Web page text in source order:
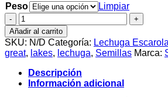
precios:
desde
$24.500
hasta
$68.900
Peso
Limpiar
Semillas
de
Lechuga
Great
Lakes
659
cantidad
Añadir al carrito
SKU: N/D Categoría: Lechuga Escarola
great, lakes, lechuga, Semillas Marca:
Descripción
Información adicional